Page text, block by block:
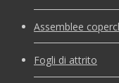
Assemblee
Fogli di attrito